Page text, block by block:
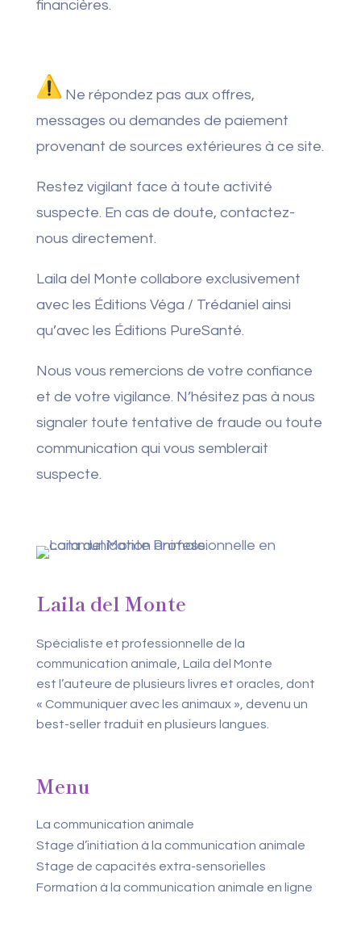
financières.
Ne répondez pas aux offres,
messages ou demandes de paiement
provenant de sources extérieures à ce site.
Restez vigilant face à toute activité
suspecte. En cas de doute, contactez-
nous directement.
Laila del Monte collabore exclusivement
avec les Éditions Véga / Trédaniel ainsi
qu’avec les Éditions PureSanté.
Nous vous remercions de votre confiance
et de votre vigilance. N’hésitez pas à nous
signaler toute tentative de fraude ou toute
communication qui vous semblerait
suspecte.
Laila del Monte
Spécialiste et professionnelle de la
communication animale, Laila del Monte
est l’auteure de plusieurs livres et oracles, dont
« Communiquer avec les animaux », devenu un
best-seller traduit en plusieurs langues.
Menu
La communication animale
Stage d’initiation à la communication animale
Stage de capacités extra-sensorielles
Formation à la communication animale en ligne